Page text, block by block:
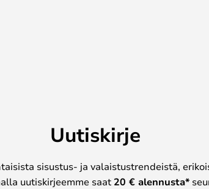
Uutiskirje
sisustus- ja valaistustrendeistä,
uutiskirjeemme saat 20 € alennusta*